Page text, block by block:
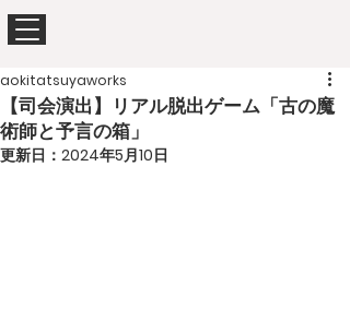
【司会演出】リアル脱出ゲーム「古の魔
術師と予言の箱」
aokitatsuyaworks
更新日： 2024年5月10日